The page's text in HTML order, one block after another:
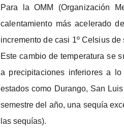
Para la OMM (Organización
calentamiento más acelerado
incremento de casi 1º Celsius
Este cambio de temperatura se
a precipitaciones inferiores a
estados como Durango, San
semestre del año, una sequía
las sequías).